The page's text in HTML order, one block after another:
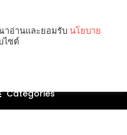
Categories
าอ่านและยอมรับ นโยบาย
ไซต์